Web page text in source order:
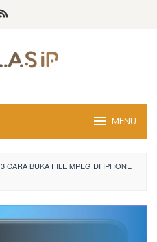
MENU
3 CARA BUKA FILE MPEG DI IPHONE